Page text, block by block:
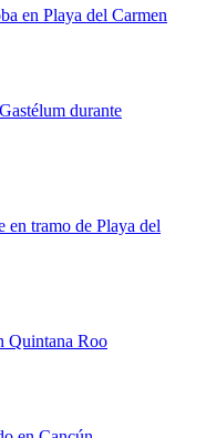
en Playa del Carmen
durante
en tramo de Playa del
Quintana Roo